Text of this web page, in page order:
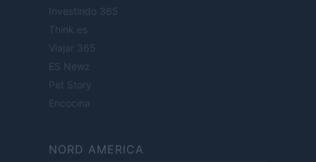
Investindo 365
Think.es
Viajar 365
ES Newz
Pet Story
Encocina
NORD AMERICA